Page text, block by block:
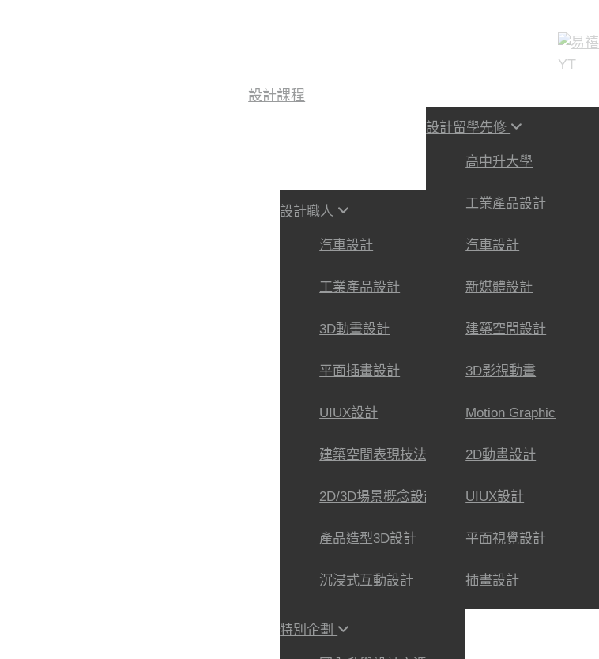
設計課程
設計職人
汽車設計
工業產品設計
3D動畫設計
平面插畫設計
UIUX設計
建築空間表現技法
2D/3D場景概念設計
產品造型3D設計
沉浸式互動設計
設計留學先修
高中升大學
工業產品設計
汽車設計
新媒體設計
建築空間設計
3D影視動畫
Motion Graphic
2D動畫設計
UIUX設計
平面視覺設計
插畫設計
特別企劃